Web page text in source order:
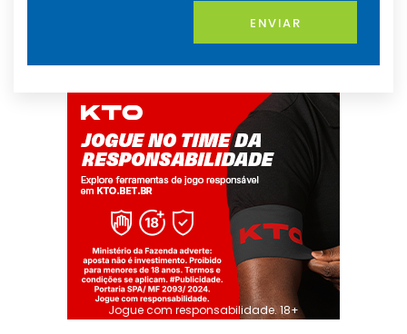
ENVIAR
Jogue com responsabilidade. 18+